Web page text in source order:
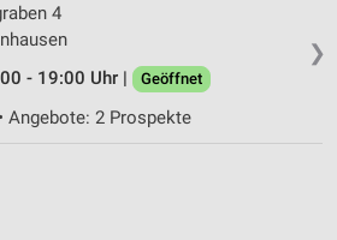
❯
4
- 19:00 Uhr |
Geöffnet
Angebote: 2 Prospekte